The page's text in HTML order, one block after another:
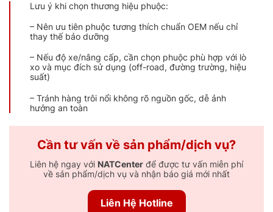
Lưu ý khi chọn thương hiệu phuộc:
– Nên ưu tiên phuộc tương thích chuẩn OEM nếu chỉ
thay thế bảo dưỡng
– Nếu độ xe/nâng cấp, cần chọn phuộc phù hợp với lò
xo và mục đích sử dụng (off-road, đường trường, hiệu
suất)
– Tránh hàng trôi nổi không rõ nguồn gốc, dễ ảnh
hưởng an toàn
Cần tư vấn về sản phẩm/dịch vụ?
Liên hệ ngay với NATCenter để được tư vấn miễn phí
về sản phẩm/dịch vụ và nhận báo giá mới nhất
Liên Hệ Hotline